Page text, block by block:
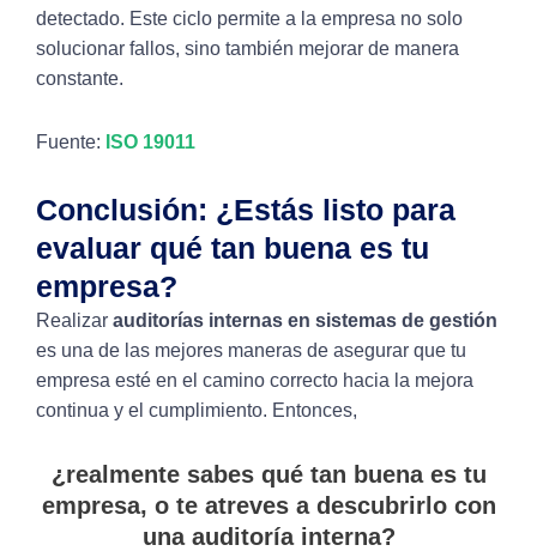
detectado. Este ciclo permite a la empresa no solo
solucionar fallos, sino también mejorar de manera
constante.
Fuente: ISO 19011
Conclusión: ¿Estás listo para
evaluar qué tan buena es tu
empresa?
Realizar auditorías internas en sistemas de gestión
es una de las mejores maneras de asegurar que tu
empresa esté en el camino correcto hacia la mejora
continua y el cumplimiento. Entonces,
¿realmente sabes qué tan buena es tu
empresa, o te atreves a descubrirlo con
una auditoría interna?